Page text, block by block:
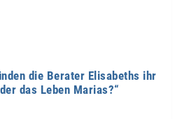
die Berater Elisabeths ihr
das Leben Marias?“